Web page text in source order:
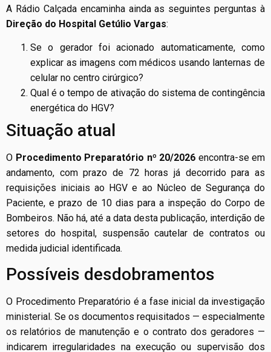
A Rádio Calçada encaminha ainda as seguintes perguntas à
Direção do Hospital Getúlio Vargas:
Se o gerador foi acionado automaticamente, como
explicar as imagens com médicos usando lanternas de
celular no centro cirúrgico?
Qual é o tempo de ativação do sistema de contingência
energética do HGV?
Situação atual
O Procedimento Preparatório nº 20/2026 encontra-se em
andamento, com prazo de 72 horas já decorrido para as
requisições iniciais ao HGV e ao Núcleo de Segurança do
Paciente, e prazo de 10 dias para a inspeção do Corpo de
Bombeiros. Não há, até a data desta publicação, interdição de
setores do hospital, suspensão cautelar de contratos ou
medida judicial identificada.
Possíveis desdobramentos
O Procedimento Preparatório é a fase inicial da investigação
ministerial. Se os documentos requisitados — especialmente
os relatórios de manutenção e o contrato dos geradores —
indicarem irregularidades na execução ou supervisão dos